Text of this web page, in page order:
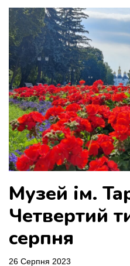
Музей ім.
Четвертий
серпня
26 Серпня 2023